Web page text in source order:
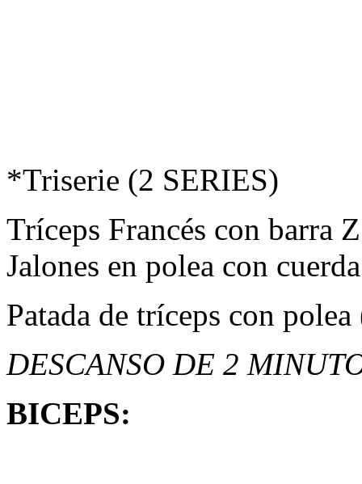
*Triserie (2 SERIES)
Tríceps Francés con barra
Jalones en polea con
Patada de tríceps con
DESCANSO DE 2
BICEPS: